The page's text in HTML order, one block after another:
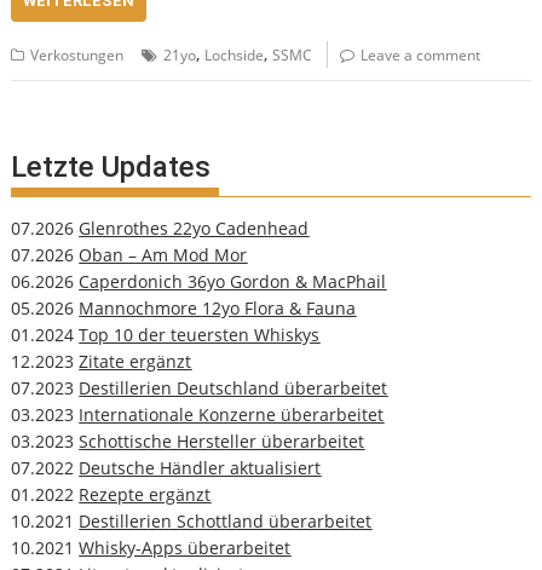
Verkostungen 21yo, Lochside,SSMC Leave a comment
Letzte Updates
07.2026 Glenrothes 22yo Cadenhead
07.2026 Oban – Am Mod Mor
06.2026 Caperdonich 36yo Gordon & MacPhail
05.2026 Mannochmore 12yo Flora & Fauna
01.2024Top 10 der teuersten Whiskys
12.2023Zitate ergänzt
07.2023 Destillerien Deutschland überarbeitet
03.2023 Internationale Konzerne überarbeitet
03.2023Schottische Hersteller überarbeitet
07.2022 Deutsche Händler aktualisiert
01.2022 Rezepte ergänzt
10.2021 Destillerien Schottland überarbeitet
10.2021Whisky-Apps überarbeitet